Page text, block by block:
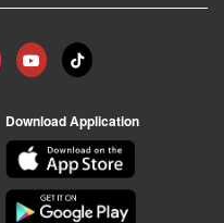
Download Application